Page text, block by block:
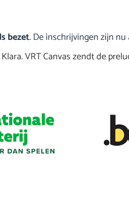
bezet. De inschrijvingen zijn
VRT Canvas zendt de